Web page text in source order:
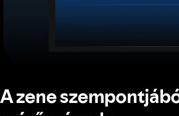
A zene